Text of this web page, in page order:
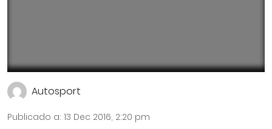
Autosport
Publicado a: 13 Dec 2016, 2:20 pm